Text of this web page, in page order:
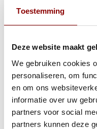
Toestemming
Deze website maakt
We gebruiken cookies
personaliseren, om
en om ons
informatie over uw
partners voor social
partners kunnen deze